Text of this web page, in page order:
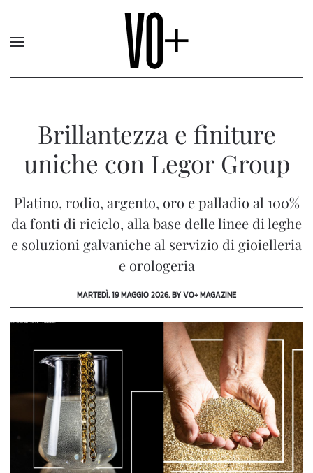
Brillantezza e finiture
uniche con Legor Group
Platino, rodio, argento, oro e palladio al 100%
da fonti di riciclo, alla base delle linee di leghe
e soluzioni galvaniche al servizio di gioielleria
e orologeria
MARTEDÌ, 19 MAGGIO 2026, BY VO+ MAGAZINE